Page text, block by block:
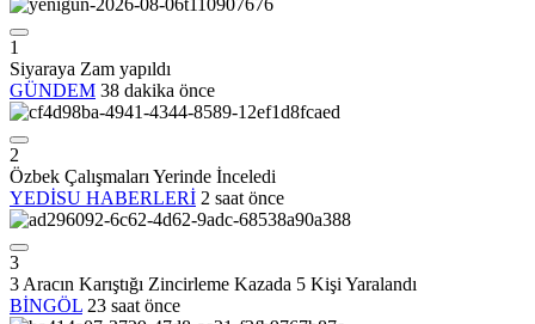
1
Siyaraya Zam yapıldı
GÜNDEM 38 dakika önce
2
Özbek Çalışmaları Yerinde İnceledi
YEDİSU HABERLERİ 2 saat önce
3
3 Aracın Karıştığı Zincirleme Kazada 5 Kişi Yaralandı
BİNGÖL 23 saat önce